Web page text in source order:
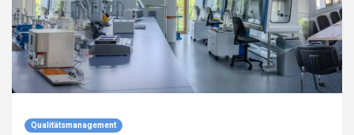
Qualitätsmanagement